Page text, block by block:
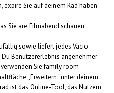
expire Sie auf deinem Rad haben
Sie are Filmabend schauen
sowie liefert jedes Vacio
Benutzererlebnis angenehmer
Sie family room
„Erweitern“ unter deinem
ist das Online-Tool, das Nutzern